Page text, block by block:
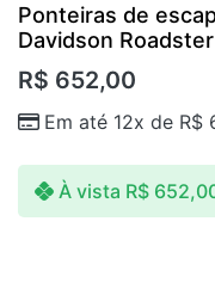
Ponteiras de
Davidson
R$ 652,00
Em até 12x de R$
À vista R$